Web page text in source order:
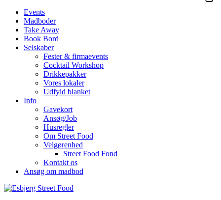
Events
Madboder
Take Away
Book Bord
Selskaber
Fester & firmaevents
Cocktail Workshop
Drikkepakker
Vores lokaler
Udfyld blanket
Info
Gavekort
Ansøg/Job
Husregler
Om Street Food
Velgørenhed
Street Food Fond
Kontakt os
Ansøg om madbod